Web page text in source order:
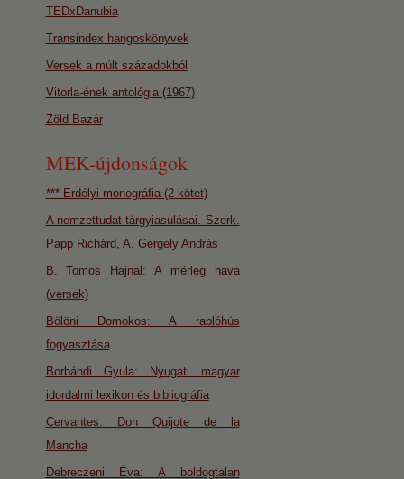
TEDxDanubia
Transindex hangoskönyvek
Versek a múlt századokból
Vitorla-ének antológia (1967)
Zöld Bazár
MEK-újdonságok
*** Erdélyi monográfia (2 kötet)
A nemzettudat tárgyiasulásai. Szerk.
Papp Richárd, A. Gergely András
B. Tomos Hajnal: A mérleg hava
(versek)
Bölöni Domokos: A rablóhús
fogyasztása
Borbándi Gyula: Nyugati magyar
idordalmi lexikon és bibliográfia
Cervantes: Don Quijote de la
Mancha
Debreczeni Éva: A boldogtalan